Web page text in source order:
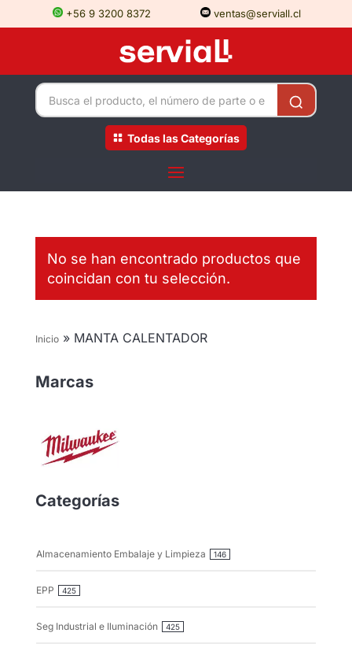
+56 9 3200 8372 ventas@serviall.cl
Todas las Categorías
No se han encontrado productos que
coincidan con tu selección.
Inicio» MANTA CALENTADOR
Marcas
Categorías
Almacenamiento Embalaje y Limpieza 146
EPP 425
Seg Industrial e Iluminación 425